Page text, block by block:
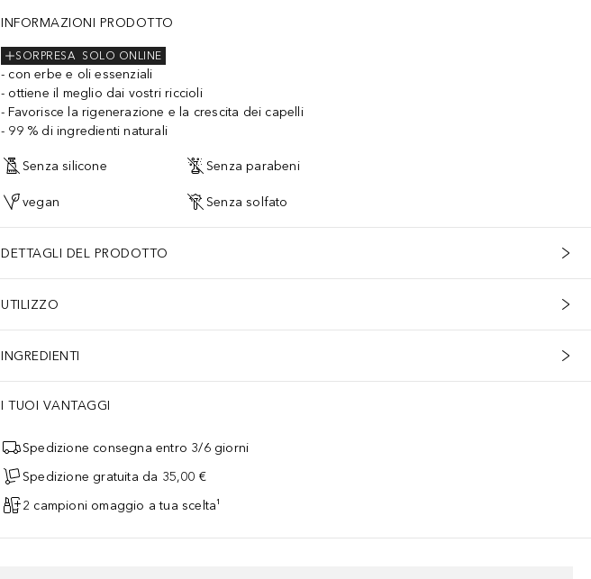
INFORMAZIONI PRODOTTO
SOLO ONLINE
SORPRESA
con erbe e oli essenziali
ottiene il meglio dai vostri riccioli
Favorisce la rigenerazione e la crescita dei capelli
99 % di ingredienti naturali
Senza silicone Senza parabeni
vegan Senza solfato
DETTAGLI DEL PRODOTTO
UTILIZZO
INGREDIENTI
I TUOI VANTAGGI
Spedizione consegna entro 3/6 giorni
Spedizione gratuita da 35,00 €
2 campioni omaggio a tua scelta¹